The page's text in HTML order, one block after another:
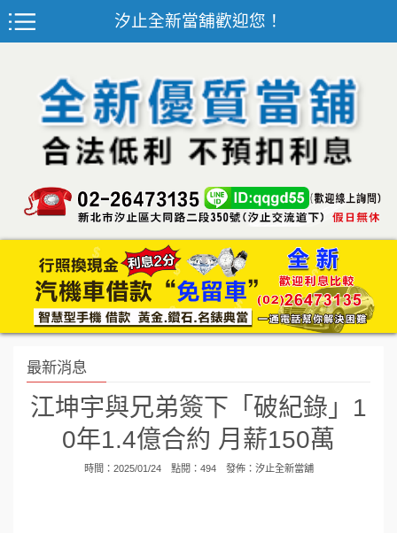
汐止全新當舖歡迎您！
最新消息
江坤宇與兄弟簽下「破紀錄」1
0年1.4億合約 月薪150萬
時間：2025/01/24 點閱：494 發佈： 汐止全新當舖